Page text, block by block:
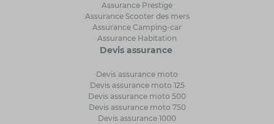
Assurance Prestige
Assurance Scooter des mers
Assurance Camping-car
Assurance Habitation
Devis assurance
Devis assurance moto
Devis assurance moto 125
Devis assurance moto 500
Devis assurance moto 750
Devis assurance 1000